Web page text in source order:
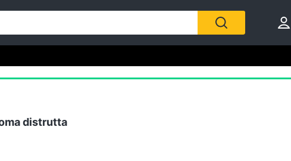
distrutta